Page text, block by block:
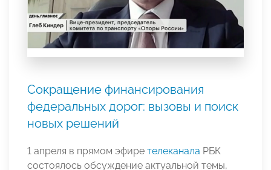
Сокращение финансирования
федеральных дорог: вызовы и поиск
новых решений
1 апреля в прямом эфире телеканала РБК
состоялось обсуждение актуальной темы,